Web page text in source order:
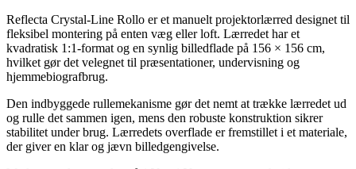
Reflecta Crystal-Line Rollo er et manuelt projektorlærred designet til
fleksibel montering på enten væg eller loft. Lærredet har et
kvadratisk 1:1-format og en synlig billedflade på 156 × 156 cm,
hvilket gør det velegnet til præsentationer, undervisning og
hjemmebiografbrug.
Den indbyggede rullemekanisme gør det nemt at trække lærredet ud
og rulle det sammen igen, mens den robuste konstruktion sikrer
stabilitet under brug. Lærredets overflade er fremstillet i et materiale,
der giver en klar og jævn billedgengivelse.